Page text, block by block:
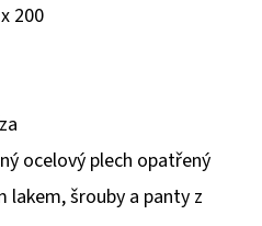
200
ocelový plech opatřený
lakem, šrouby a panty z